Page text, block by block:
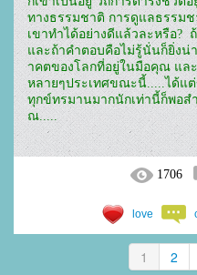
ทางธรรมชาติ การดูแลธรรม
เขาทำได้อย่างดีแล้วละหรือ?
และถ้าคำตอบคือไม่รู้นั่นก็ยิ่งน่
าคตของโลกที่อยู่ในมือคุณ แล
หลายๆประเทศขณะนี้.....ได้แ
ทุกข์ทรมานมากนักเท่านี้ก็พอ
ณ.....
1706
love
1 2